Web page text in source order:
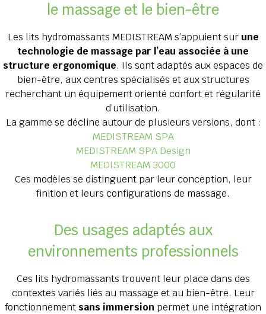
le massage et le bien-être
Les lits hydromassants MEDISTREAM s’appuient sur une
technologie de massage par l’eau associée à une
structure ergonomique. Ils sont adaptés aux espaces de
bien-être, aux centres spécialisés et aux structures
recherchant un équipement orienté confort et régularité
d’utilisation.
La gamme se décline autour de plusieurs versions, dont :
MEDISTREAM SPA
MEDISTREAM SPA Design
MEDISTREAM 3000
Ces modèles se distinguent par leur conception, leur
finition et leurs configurations de massage.
Des usages adaptés aux
environnements professionnels
Ces lits hydromassants trouvent leur place dans des
contextes variés liés au massage et au bien-être. Leur
fonctionnement sans immersion permet une intégration